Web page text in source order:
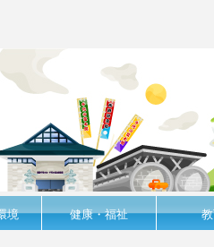
境 健康・福祉